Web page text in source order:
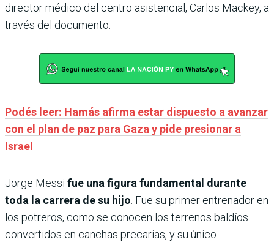
director médico del centro asistencial, Carlos Mackey, a
través del documento.
Podés leer: Hamás afirma estar dispuesto a avanzar
con el plan de paz para Gaza y pide presionar a
Israel
Jorge Messi fue una figura fundamental durante
toda la carrera de su hijo . Fue su primer entrenador en
los potreros, como se conocen los terrenos baldíos
convertidos en canchas precarias, y su único